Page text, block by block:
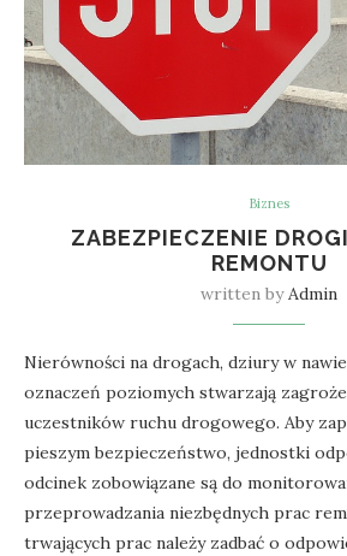
Biznes
ZABEZPIECZENIE
REMONTU
written byAdmin
Nierówności na drogach, dziury w
oznaczeń poziomych stwarzają
uczestników ruchu drogowego. Aby
pieszym bezpieczeństwo, jednostki
odcinek zobowiązane są do
przeprowadzania niezbędnych prac
trwających prac należy zadbać o